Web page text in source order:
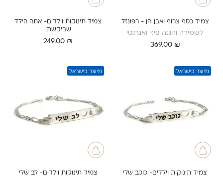
צמיד כסף צרוף ואבן חן - רפונזל
לשמירה והגנה פיזי ואנרגטי
369.00 ₪
צמיד תינוקות וילדים- אתה הילד
שביקשתי
249.00 ₪
מיוצר בישראל
צמיד תינוקות וילדים- כוכב שלי
מיוצר בישראל
צמיד תינוקות וילדים- לב שלי